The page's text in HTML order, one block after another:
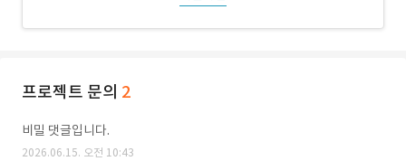
프로젝트 문의 2
비밀 댓글입니다.
2026.06.15. 오전 10:43